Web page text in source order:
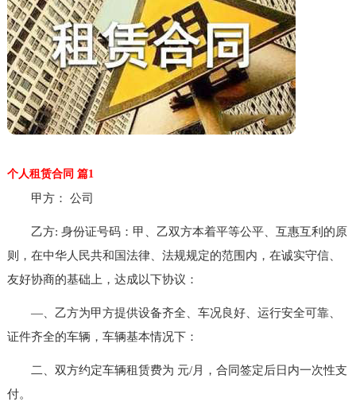
个人租赁合同 篇1
甲方： 公司
乙方: 身份证号码：甲、乙双方本着平等公平、互惠互利的原
则，在中华人民共和国法律、法规规定的范围内，在诚实守信、
友好协商的基础上，达成以下协议：
—、乙方为甲方提供设备齐全、车况良好、运行安全可靠、
证件齐全的车辆，车辆基本情况下：
二、双方约定车辆租赁费为 元/月，合同签定后日内一次性支
付。